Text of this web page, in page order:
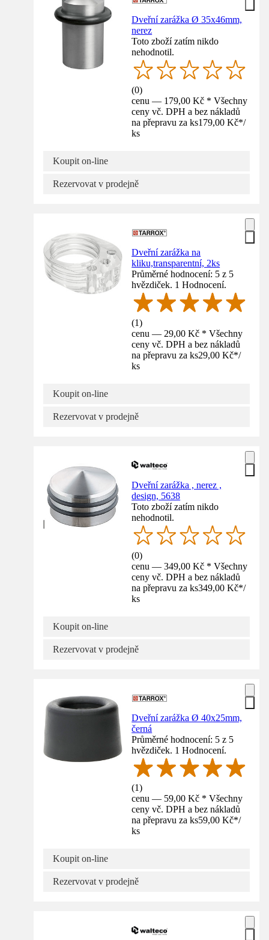
Dveřní zarážka Ø 35x46mm,
nerez
Toto zboží zatím nikdo
nehodnotil.
(0)
cenu — 179,00 Kč * Všechny
ceny vč. DPH a bez nákladů
na přepravu za ks179,00 Kč*/
ks
Koupit on-line
Rezervovat v prodejně
Dveřní zarážka na
kliku,transparentní, 2ks
Průměrné hodnocení: 5 z 5
hvězdiček. 1 Hodnocení.
(1)
cenu — 29,00 Kč * Všechny
ceny vč. DPH a bez nákladů
na přepravu za ks29,00 Kč*/
ks
Koupit on-line
Rezervovat v prodejně
Dveřní zarážka , nerez ,
design, 5638
Toto zboží zatím nikdo
nehodnotil.
(0)
cenu — 349,00 Kč * Všechny
ceny vč. DPH a bez nákladů
na přepravu za ks349,00 Kč*/
ks
Koupit on-line
Rezervovat v prodejně
Dveřní zarážka Ø 40x25mm,
černá
Průměrné hodnocení: 5 z 5
hvězdiček. 1 Hodnocení.
(1)
cenu — 59,00 Kč * Všechny
ceny vč. DPH a bez nákladů
na přepravu za ks59,00 Kč*/
ks
Koupit on-line
Rezervovat v prodejně